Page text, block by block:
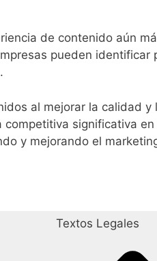
de contenido aún
pueden
al mejorar la calidad
significativa
y mejorando el
Textos Legales